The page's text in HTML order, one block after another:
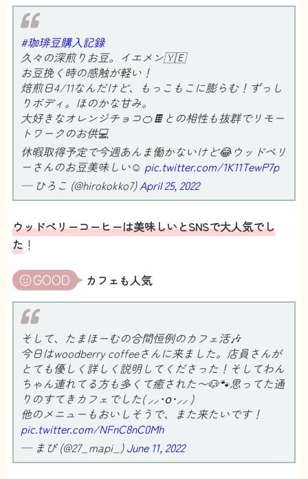
#珈琲豆購入記録
久々の深煎りお豆。イエメン🇾🇪
お豆挽く時の感触が軽い！
焙煎日4/11なんだけど、もっこもこに膨らむ！ずっし
りボディ。ほのかな甘み。
大好きなオレンジチョコ🍊🍫との相性も抜群でリモー
トワークのお供💻
休暇取得予定で今週あんま働かないけど😂ウッドベリ
ーさんのお豆美味しい☺️ pic.twitter.com/1K11TewP7p
— ひろこ (@hirokokko7)April 25, 2022
ウッドベリーコーヒーは美味しいとSNSで大人気でし
た ！
カフェも人気
そして、たまほーむの合間恒例のカフェ活🎶
今日はwoodberry coffeeさんに来ました。店員さんが
とても優しく詳しく説明してくださった！そしてわん
ちゃん連れてる方も多くて癒された〜🐶🐾思ってた通
りのすてきカフェでした( ⸝⸝･໐･⸝⸝ )
他のメニューもおいしそうで、また来たいです！
pic.twitter.com/NFnC8nC0Mh
— まぴ (@27_mapi_)June 11, 2022